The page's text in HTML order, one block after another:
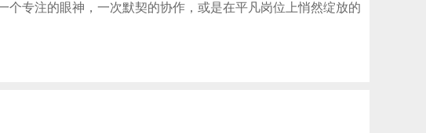
专注的眼神，一次默契的协作，或是在平凡岗位上悄然绽放的